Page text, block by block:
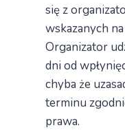
się z
wskazanych
Organizator
dni od
chyba że
terminu
prawa.